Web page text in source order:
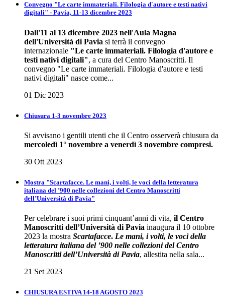
Convegno "Le carte immateriali. Filologia d'autore e testi nativi
digitali" - Pavia, 11-13 dicembre 2023
Dall'11 al 13 dicembre 2023 nell'Aula Magna
dell'Università di Pavia si terrà il convegno
internazionale "Le carte immateriali. Filologia d'autore e
testi nativi digitali", a cura del Centro Manoscritti. Il
convegno "Le carte immateriali. Filologia d'autore e testi
nativi digitali" nasce come...
01 Dic 2023
Chiusura 1-3 novembre 2023
Si avvisano i gentili utenti che il Centro osserverà chiusura da
mercoledì 1° novembre a venerdì 3 novembre compresi.
30 Ott 2023
Mostra "Scartafacce. Le mani, i volti, le voci della letteratura
italiana del ’900 nelle collezioni del Centro Manoscritti
dell’Università di Pavia"
Per celebrare i suoi primi cinquant’anni di vita, il Centro
Manoscritti dell’Università di Pavia inaugura il 10 ottobre
2023 la mostra Scartafacce. Le mani, i volti, le voci della
letteratura italiana del ’900 nelle collezioni del Centro
Manoscritti dell’Università di Pavia, allestita nella sala...
21 Set 2023
CHIUSURA ESTIVA 14-18 AGOSTO 2023